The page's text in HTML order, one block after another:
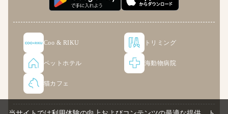
Coo & RIKU トリミング
ペットホテル 海動物病院
猫カフェ